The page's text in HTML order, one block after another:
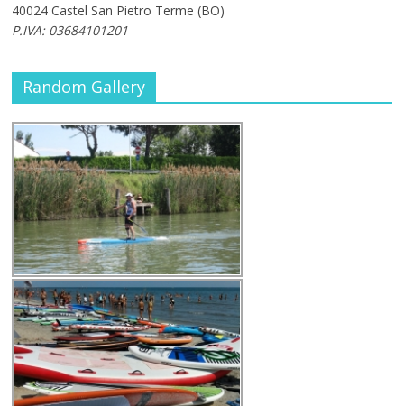
40024 Castel San Pietro Terme (BO)
P.IVA: 03684101201
Random Gallery